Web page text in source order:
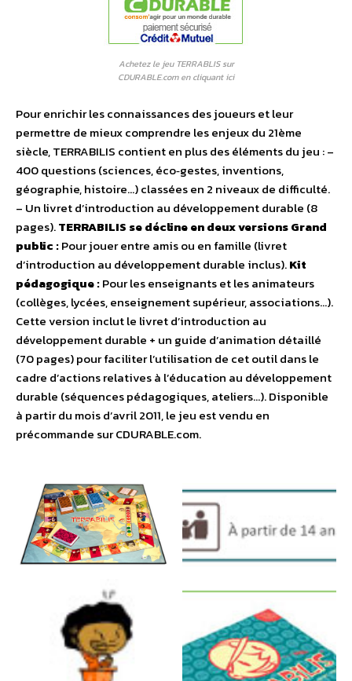
Achetez le jeu TERRABLIS sur
CDURABLE.com en cliquant ici
Pour enrichir les connaissances des joueurs et leur
permettre de mieux comprendre les enjeux du 21ème
siècle, TERRABILIS contient en plus des éléments du jeu : –
400 questions (sciences, éco‐gestes, inventions,
géographie, histoire…) classées en 2 niveaux de difficulté.
– Un livret d’introduction au développement durable (8
pages).TERRABILIS se décline en deux versionsGrand
public :Pour jouer entre amis ou en famille (livret
d’introduction au développement durable inclus).Kit
pédagogique :Pour les enseignants et les animateurs
(collèges, lycées, enseignement supérieur, associations…).
Cette version inclut le livret d’introduction au
développement durable + un guide d’animation détaillé
(70 pages) pour faciliter l’utilisation de cet outil dans le
cadre d’actions relatives à l’éducation au développement
durable (séquences pédagogiques, ateliers…). Disponible
à partir du mois d’avril 2011, le jeu est vendu en
précommande sur CDURABLE.com.